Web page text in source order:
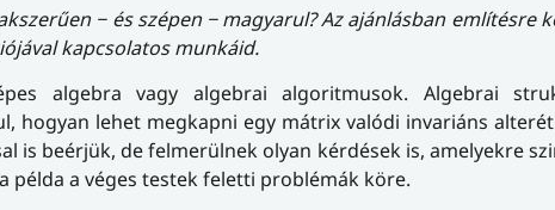
− és szépen − magyarul? Az ajánlásban említésre
kapcsolatos munkáid.
algebra vagy algebrai algoritmusok. Algebrai
hogyan lehet megkapni egy mátrix valódi invariáns
is beérjük, de felmerülnek olyan kérdések is, amelyekre
a véges testek feletti problémák köre.